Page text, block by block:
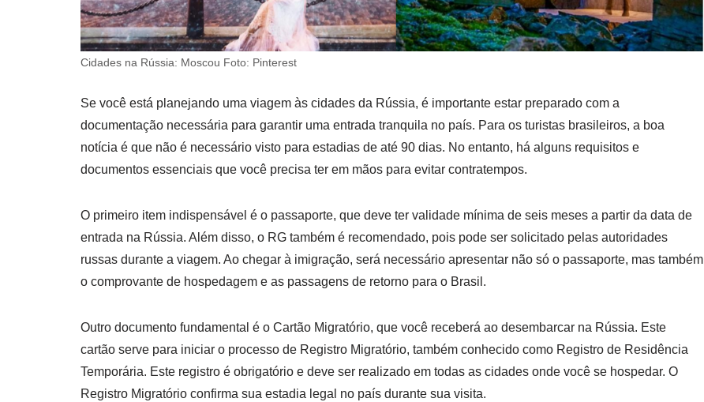
Cidades na Rússia: Moscou Foto: Pinterest
Se você está planejando uma viagem às cidades da Rússia, é importante estar preparado com a
documentação necessária para garantir uma entrada tranquila no país. Para os turistas brasileiros, a boa
notícia é que não é necessário visto para estadias de até 90 dias. No entanto, há alguns requisitos e
documentos essenciais que você precisa ter em mãos para evitar contratempos.
O primeiro item indispensável é o passaporte, que deve ter validade mínima de seis meses a partir da data de
entrada na Rússia. Além disso, o RG também é recomendado, pois pode ser solicitado pelas autoridades
russas durante a viagem. Ao chegar à imigração, será necessário apresentar não só o passaporte, mas também
o comprovante de hospedagem e as passagens de retorno para o Brasil.
Outro documento fundamental é o Cartão Migratório, que você receberá ao desembarcar na Rússia. Este
cartão serve para iniciar o processo de Registro Migratório, também conhecido como Registro de Residência
Temporária. Este registro é obrigatório e deve ser realizado em todas as cidades onde você se hospedar. O
Registro Migratório confirma sua estadia legal no país durante sua visita.